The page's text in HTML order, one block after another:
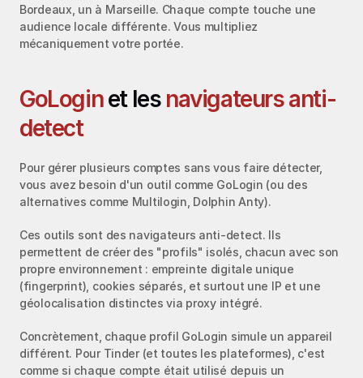
Bordeaux, un à Marseille. Chaque compte touche une
audience locale différente. Vous multipliez
mécaniquement votre portée.
GoLogin et les navigateurs anti-
detect
Pour gérer plusieurs comptes sans vous faire détecter,
vous avez besoin d'un outil comme GoLogin (ou des
alternatives comme Multilogin, Dolphin Anty).
Ces outils sont des navigateurs anti-detect. Ils
permettent de créer des "profils" isolés, chacun avec son
propre environnement : empreinte digitale unique
(fingerprint), cookies séparés, et surtout une IP et une
géolocalisation distinctes via proxy intégré.
Concrètement, chaque profil GoLogin simule un appareil
différent. Pour Tinder (et toutes les plateformes), c'est
comme si chaque compte était utilisé depuis un